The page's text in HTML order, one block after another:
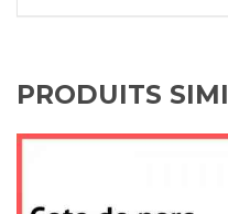
PRODUITS